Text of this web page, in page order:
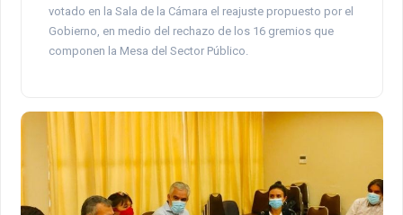
votado en la Sala de la Cámara el reajuste propuesto por el
Gobierno, en medio del rechazo de los 16 gremios que
componen la Mesa del Sector Público.